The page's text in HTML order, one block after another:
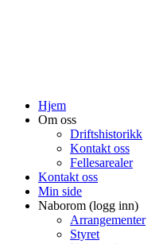
Hjem
Om oss
Driftshistorikk
Kontakt oss
Fellesarealer
Kontakt oss
Min side
Naborom (logg inn)
Arrangementer
Styret